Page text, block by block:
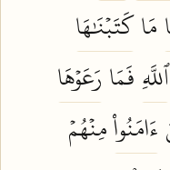
مَاكَتَبۡنَٰهَا
ٱللَّهِ فَمَا رَعَوۡهَا
ءَامَنُواْمِنۡهُمۡ